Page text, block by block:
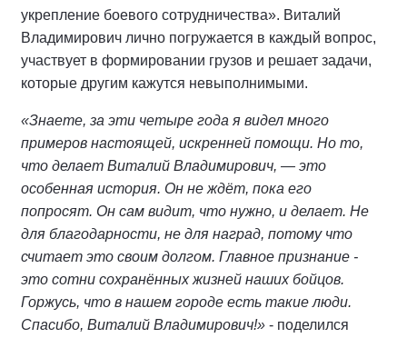
укрепление боевого сотрудничества». Виталий
Владимирович лично погружается в каждый вопрос,
участвует в формировании грузов и решает задачи,
которые другим кажутся невыполнимыми.
«Знаете, за эти четыре года я видел много
примеров настоящей, искренней помощи. Но то,
что делает Виталий Владимирович, — это
особенная история. Он не ждёт, пока его
попросят. Он сам видит, что нужно, и делает. Не
для благодарности, не для наград, потому что
считает это своим долгом. Главное признание -
это сотни сохранённых жизней наших бойцов.
Горжусь, что в нашем городе есть такие люди.
Спасибо, Виталий Владимирович!» - поделился